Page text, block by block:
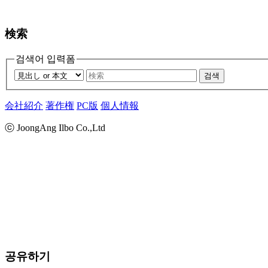
検索
검색어 입력폼
검색
会社紹介 著作権 PC版 個人情報
ⓒ JoongAng Ilbo Co.,Ltd
공유하기